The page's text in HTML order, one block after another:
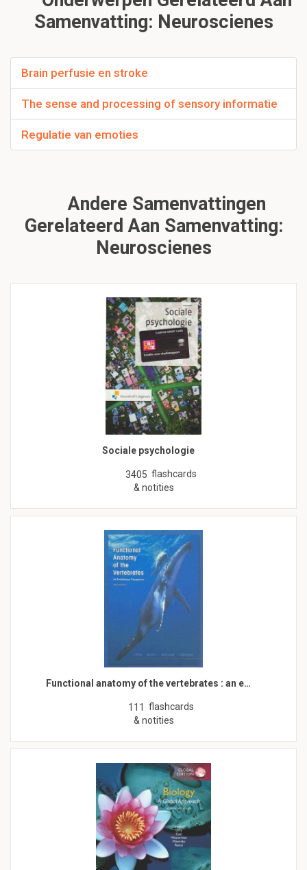
Samenvatting: Neuroscienes
Brain perfusie en stroke
The sense and processing of sensory informatie
Regulatie van emoties
Andere Samenvattingen
Gerelateerd Aan Samenvatting:
Neuroscienes
Sociale psychologie
3405 flashcards
& notities
Functional anatomy of the vertebrates : an e…
111 flashcards
& notities